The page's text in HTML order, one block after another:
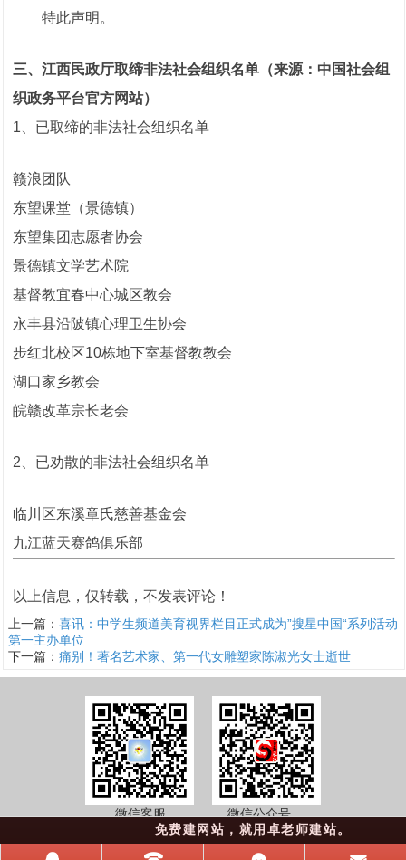
特此声明。
三、江西民政厅取缔非法社会组织名单（来源：中国社会组
织政务平台官方网站）
1、已取缔的非法社会组织名单
赣浪团队
东望课堂（景德镇）
东望集团志愿者协会
景德镇文学艺术院
基督教宜春中心城区教会
永丰县沿陂镇心理卫生协会
步红北校区10栋地下室基督教教会
湖口家乡教会
皖赣改革宗长老会
2、已劝散的非法社会组织名单
临川区东溪章氏慈善基金会
九江蓝天赛鸽俱乐部
以上信息，仅转载，不发表评论！
上一篇： 喜讯：中学生频道美育视界栏目正式成为”搜星中国“系列活动
第一主办单位
下一篇： 痛别！著名艺术家、第一代女雕塑家陈淑光女士逝世
微信客服 微信公众号
免费建网站，就用卓老师建站。